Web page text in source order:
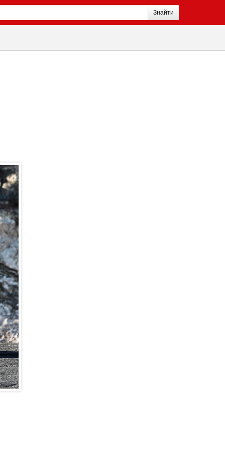
Знайти